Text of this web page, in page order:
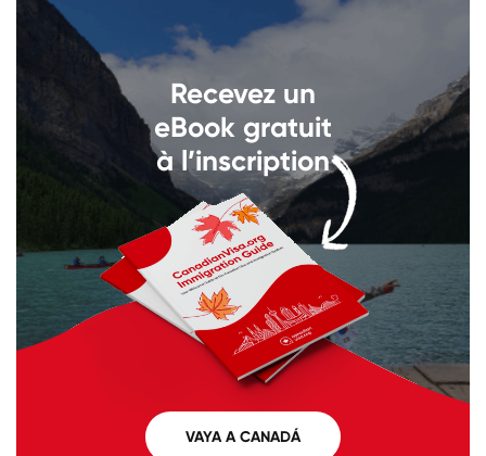
Recevez un
eBook gratuit
à l’inscription
VAYA A CANADÁ
Llámenos al +1 604 449 1200